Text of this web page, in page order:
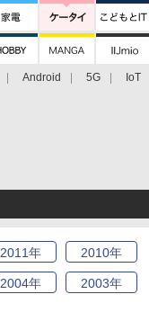
Android 5G IoT
2011年 2010年
2004年 2003年